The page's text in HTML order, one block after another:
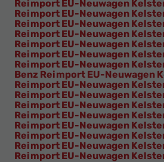
Reimport EU-Neuwagen
Reimport EU-Neuwagen
Reimport EU-Neuwagen
Reimport EU-Neuwagen
Reimport EU-Neuwagen
Reimport EU-Neuwagen
Reimport EU-Neuwagen
Benz Reimport EU-Neuwagen
Reimport EU-Neuwagen
Reimport EU-Neuwagen
Reimport EU-Neuwagen
Reimport EU-Neuwagen
Reimport EU-Neuwagen
Reimport EU-Neuwagen
Reimport EU-Neuwagen
Reimport EU-Neuwagen